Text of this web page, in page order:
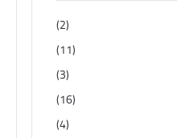
(2)
(11)
(3)
(16)
(4)